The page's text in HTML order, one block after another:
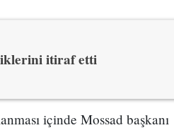
itiraf etti
içinde Mossad başkanı